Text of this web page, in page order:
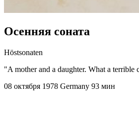
Осенняя соната
Höstsonaten
"A mother and a daughter. What a
08 октября 1978 Germany 93 мин